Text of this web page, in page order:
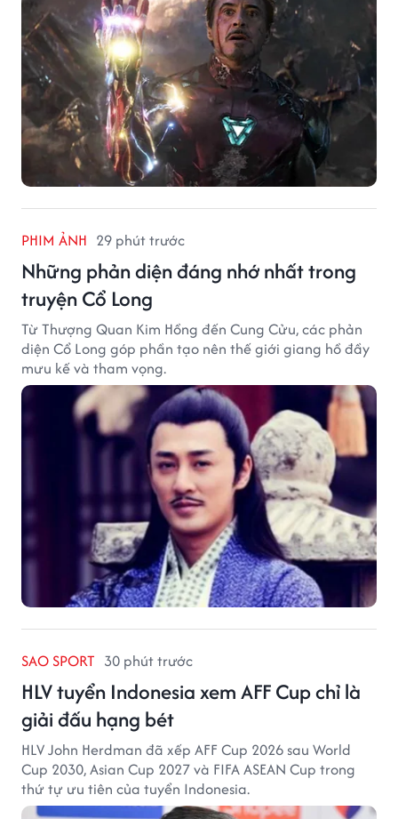
PHIM ẢNH 29 phút trước
Những phản diện đáng nhớ nhất trong
truyện Cổ Long
Từ Thượng Quan Kim Hồng đến Cung Cửu, các phản
diện Cổ Long góp phần tạo nên thế giới giang hồ đầy
mưu kế và tham vọng.
SAO SPORT 30 phút trước
HLV tuyển Indonesia xem AFF Cup chỉ là
giải đấu hạng bét
HLV John Herdman đã xếp AFF Cup 2026 sau World
Cup 2030, Asian Cup 2027 và FIFA ASEAN Cup trong
thứ tự ưu tiên của tuyển Indonesia.